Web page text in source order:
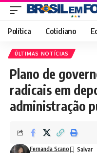
Política Cotidiano
ÚLTIMAS NOTÍCIAS
Plano de
radicais em
administração
Fernanda Scano